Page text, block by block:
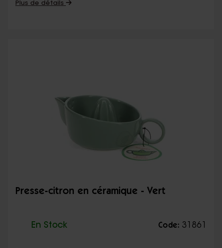
Plus de détails
Presse-citron en céramique - Vert
En Stock Code: 31861